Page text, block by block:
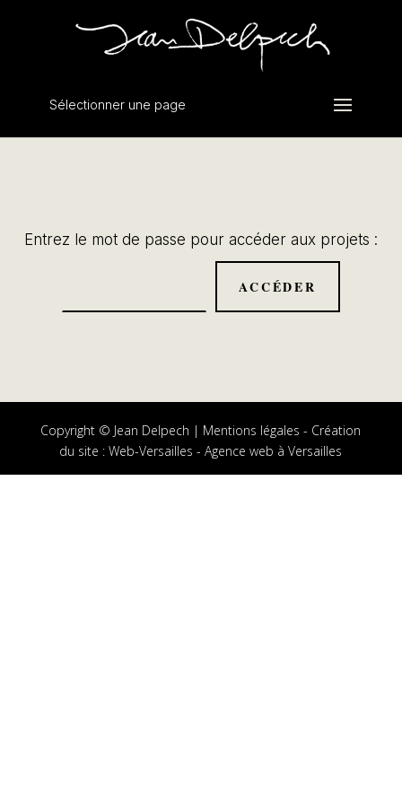
Sélectionner une page
Entrez le mot de passe pour accéder aux projets :
Copyright © Jean Delpech | Mentions légales - Création
du site :Web-Versailles - Agence web à Versailles